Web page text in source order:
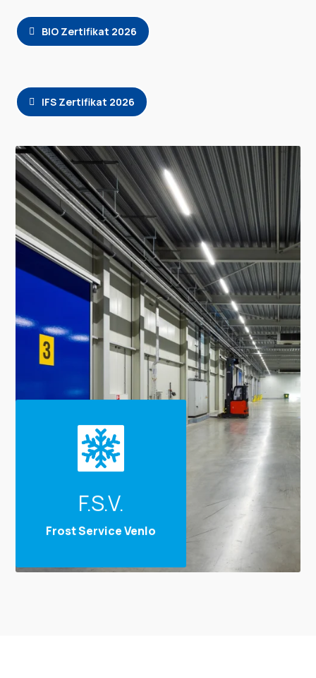
BIO Zertifikat 2026
IFS Zertifikat 2026
F.S.V.
Frost Service Venlo